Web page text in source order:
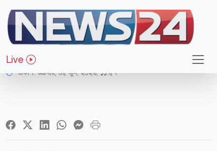
Live
রাজধানী
মিরপুরের পূরবী মার্কেটে আগুন
প্রকাশ:শুক্রবার, ০৫ জুন, ২০২৬, ১১:৫৭